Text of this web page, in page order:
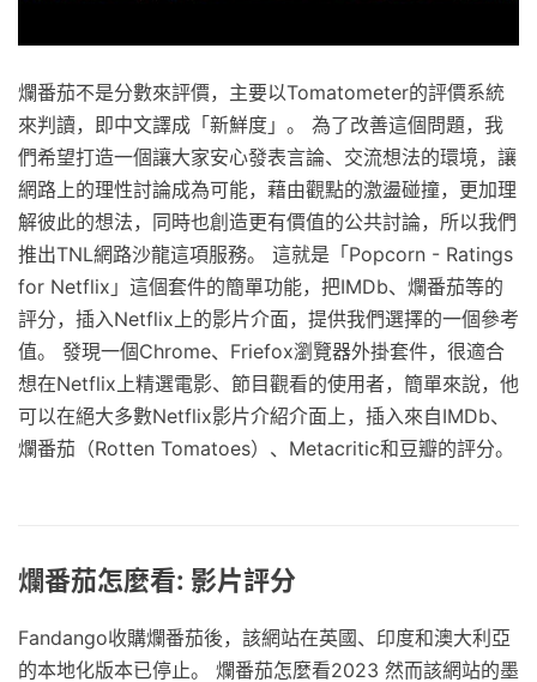
爛番茄不是分數來評價，主要以Tomatometer的評價系統
來判讀，即中文譯成「新鮮度」。 為了改善這個問題，我
們希望打造一個讓大家安心發表言論、交流想法的環境，讓
網路上的理性討論成為可能，藉由觀點的激盪碰撞，更加理
解彼此的想法，同時也創造更有價值的公共討論，所以我們
推出TNL網路沙龍這項服務。 這就是「Popcorn - Ratings
for Netflix」這個套件的簡單功能，把IMDb、爛番茄等的
評分，插入Netflix上的影片介面，提供我們選擇的一個參考
值。 發現一個Chrome、Friefox瀏覽器外掛套件，很適合
想在Netflix上精選電影、節目觀看的使用者，簡單來說，他
可以在絕大多數Netflix影片介紹介面上，插入來自IMDb、
爛番茄（Rotten Tomatoes）、Metacritic和豆瓣的評分。
爛番茄怎麼看: 影片評分
Fandango收購爛番茄後，該網站在英國、印度和澳大利亞
的本地化版本已停止。 爛番茄怎麼看2023 然而該網站的墨